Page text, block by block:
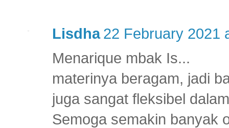
Lisdha 22 February 2021
Menarique mbak Is...
materinya beragam, jadi
juga sangat fleksibel
Semoga semakin banyak